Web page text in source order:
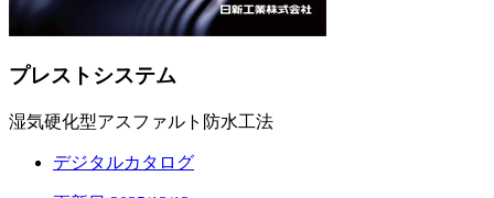
プレストシステム
湿気硬化型アスファルト防水工法
デジタルカタログ